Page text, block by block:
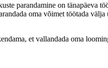
parandamine on tänapäeva
oma võimet töötada
et vallandada oma